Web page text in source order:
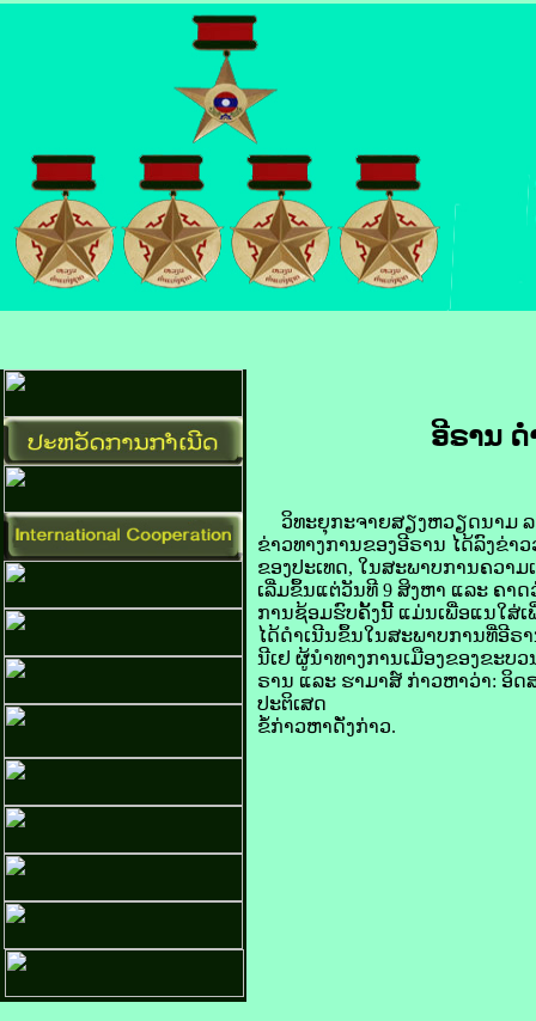
ອີ​ຣານ ດ
ວິທະຍຸ​ກະຈາຍສຽງ​ຫວຽດນາມ ລາ
ຂ່າວ​ທາງ​ການ​ຂອງ​ອີ​ຣານ ໄດ້​ລົງ​ຂ່າ
ຂອງ​ປະເທດ, ໃນ​ສະພາບ​ການ​ຄວາ
ເລີ່ມ​ຂຶ້ນ​ແຕ່​ວັນ​ທີ 9 ສິງຫາ ແລະ ຄາ
ການ​ຊ້ອມ​ຮົບ​ຄັ້ງ​ນີ້ ແມ່ນ​ເພື່ອ​ແນໃສ່​
ໄດ້​ດຳເນີນ​ຂຶ້ນ​ໃນ​ສະພາບ​ການ​ທີ່​ອີ​ຣ
ນີ​ເຢ ຜູ້ນຳ​ທາງ​ການເມືອງ​ຂອງ​ຂະ​ບ
ຣານ ແລະ ຮາ​ມາສ໌ ກ່າວ​ຫາ​ວ່າ: ອິ
ປະຕິເສດ
​ຂໍ້​ກ່າວ​ຫາ​ດັ່ງກ່າວ.